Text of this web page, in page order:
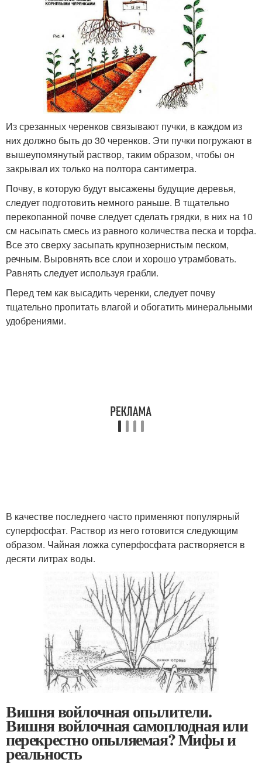
Из срезанных черенков связывают пучки, в каждом из
них должно быть до 30 черенков. Эти пучки погружают в
вышеупомянутый раствор, таким образом, чтобы он
закрывал их только на полтора сантиметра.
Почву, в которую будут высажены будущие деревья,
следует подготовить немного раньше. В тщательно
перекопанной почве следует сделать грядки, в них на 10
см насыпать смесь из равного количества песка и торфа.
Все это сверху засыпать крупнозернистым песком,
речным. Выровнять все слои и хорошо утрамбовать.
Равнять следует используя грабли.
Перед тем как высадить черенки, следует почву
тщательно пропитать влагой и обогатить минеральными
удобрениями.
В качестве последнего часто применяют популярный
суперфосфат. Раствор из него готовится следующим
образом. Чайная ложка суперфосфата растворяется в
десяти литрах воды.
Вишня войлочная опылители.
Вишня войлочная самоплодная или
перекрестно опыляемая? Мифы и
реальность